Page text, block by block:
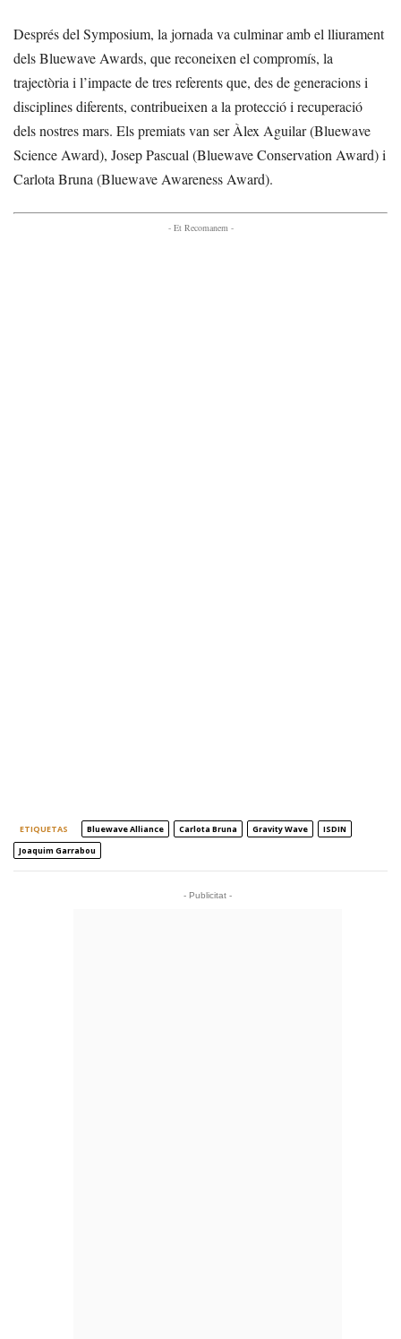
Després del Symposium, la jornada va culminar amb el lliurament
dels Bluewave Awards, que reconeixen el compromís, la
trajectòria i l’impacte de tres referents que, des de generacions i
disciplines diferents, contribueixen a la protecció i recuperació
dels nostres mars. Els premiats van ser Àlex Aguilar (Bluewave
Science Award), Josep Pascual (Bluewave Conservation Award) i
Carlota Bruna (Bluewave Awareness Award).
- Et Recomanem -
ETIQUETAS Bluewave Alliance Carlota Bruna Gravity Wave
ISDIN
Joaquim Garrabou
- Publicitat -